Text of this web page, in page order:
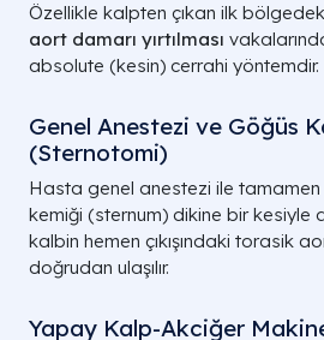
Özellikle kalpten çıkan ilk
aort damarı yırtılması
absolute (kesin) cerrahi yöntemdir.
Genel Anestezi ve Göğüs
(Sternotomi)
Hasta genel anestezi ile tamamen
kemiği (sternum) dikine bir kesiyle
kalbin hemen çıkışındaki torasik
doğrudan ulaşılır.
Yapay Kalp-Akciğer